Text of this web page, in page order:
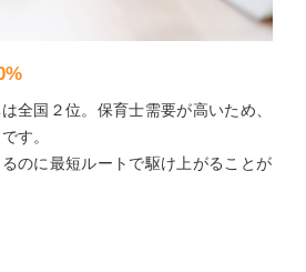
全国２位。保育士需要が高いため、
す。
のに最短ルートで駆け上がることが